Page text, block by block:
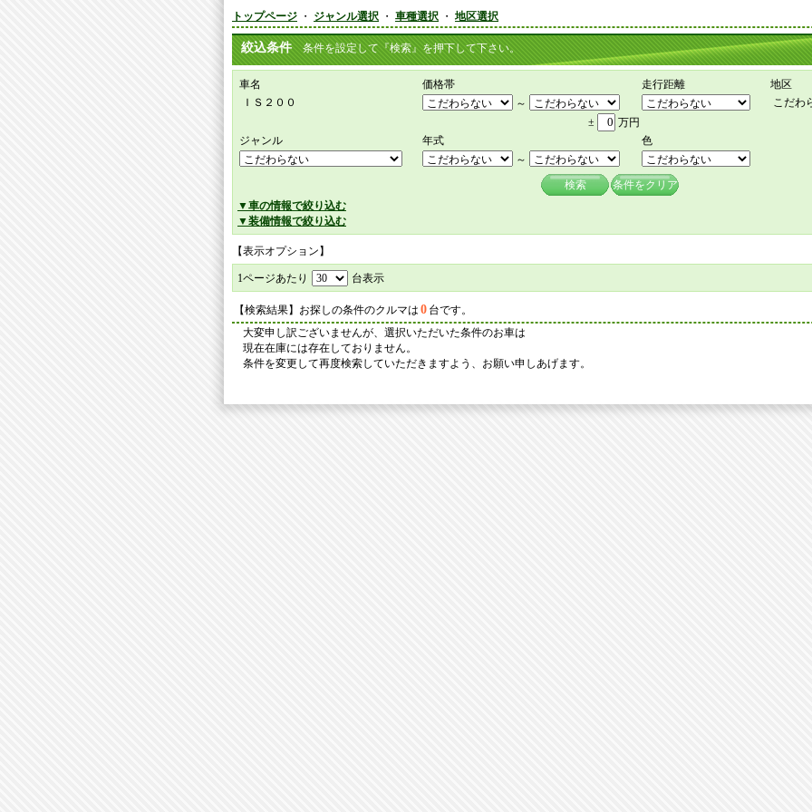
トップページ ・ ジャンル選択 ・ 車種選択 ・ 地区選択
絞込条件 条件を設定して『検索』を押下して下さい。
車名 価格帯 走行距離
地区
ＩＳ２００
～
こだわ
±
万円
ジャンル
年式
色
～
検索
条件をクリア
▼車の情報で絞り込む
▼装備情報で絞り込む
【表示オプション】
1ページあたり 台表示
【検索結果】お探しの条件のクルマは 0 台です。
大変申し訳ございませんが、選択いただいた条件のお車は
現在在庫には存在しておりません。
条件を変更して再度検索していただきますよう、お願い申しあげます。